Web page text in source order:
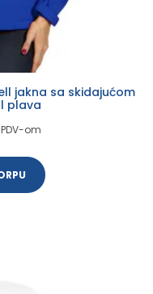
jakna sa skidajućom
plava
om